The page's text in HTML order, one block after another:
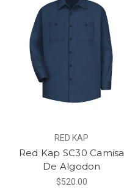
RED KAP
Red Kap SC30 Camisa
De Algodon
$520.00